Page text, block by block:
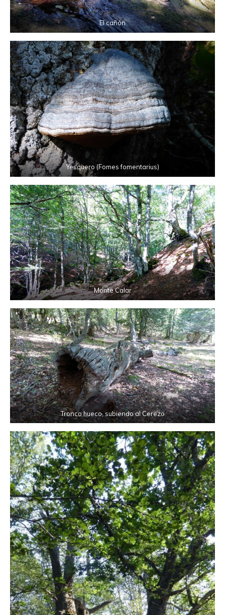
El cañón
Yesquero (Fomes fomentarius)
Monte Calar
Tronco hueco, subiendo al Cerezo